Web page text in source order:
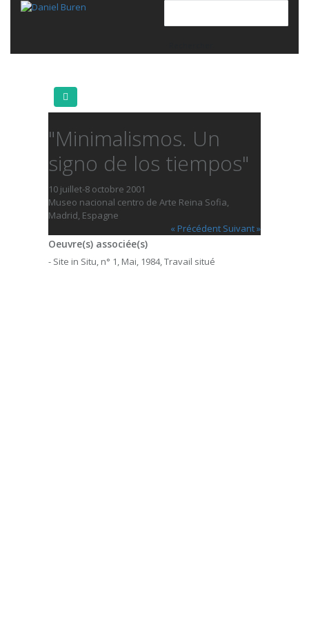
"Minimalismos. Un
signo de los tiempos"
10 juillet-8 octobre 2001
Museo nacional centro de Arte Reina Sofia,
Madrid, Espagne
« Précédent Suivant »
Oeuvre(s) associée(s)
- Site in Situ, n° 1, Mai, 1984, Travail situé